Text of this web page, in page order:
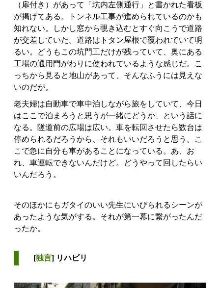
（扉付き）があって「坑内左側通行」と書かれた看板
が掲げてある。トンネル工事が進められているのかも
知れない。しかし窓から覗き込むとすぐ向こうで道路
が交差していた。道路はトタン屋根で覆われていて明
るい。どうもこの坑門工だけが残っていて、奥にある
工場の通用門がわりに使われているような感じだ。こ
っちから見ると地山があって、そんなふうには見えな
いのだが。
老夫婦は自動車で車中泊しながら旅をしていて、今日
はここで泊まろうと思うが一緒にどうか、という話に
なる。隧道前の広場は広い。車を転回させたら数台は
停められるだろうから、それもいいだろうと思う。こ
こで急に自分も車があることになっている。あ、お
れ、車運転できないんだけど。どうやって回したらい
いんだろう。
そのほかにもガタイのいい先生にいびられるシーンが
あったような気がする。それが第一幕に繋がったんだ
ったか。
[独言] リハビリ